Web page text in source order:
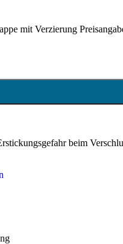
mit Verzierung
beim